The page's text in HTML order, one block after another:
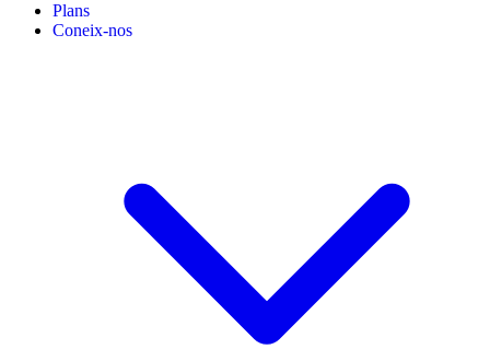
Plans
Coneix-nos